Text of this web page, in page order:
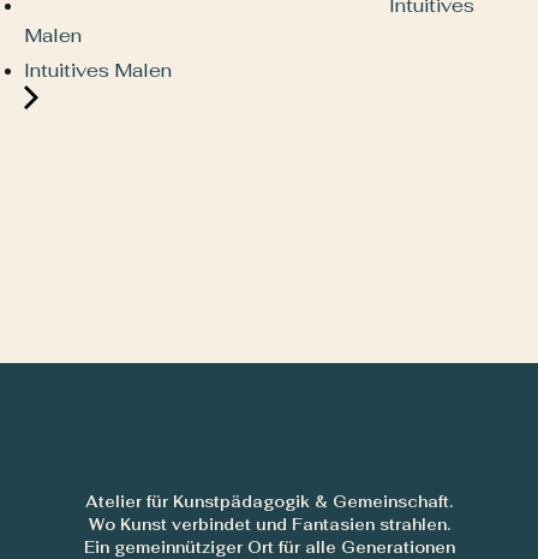
Intuitives
Malen
Intuitives Malen
Atelier für Kunstpädagogik & Gemeinschaft.
Wo Kunst verbindet und Fantasien strahlen.
Ein gemeinnütziger Ort für alle Generationen